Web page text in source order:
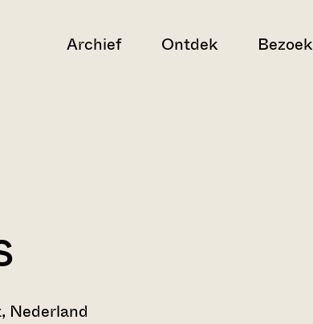
Archief Ontdek Bezoek
Nederland